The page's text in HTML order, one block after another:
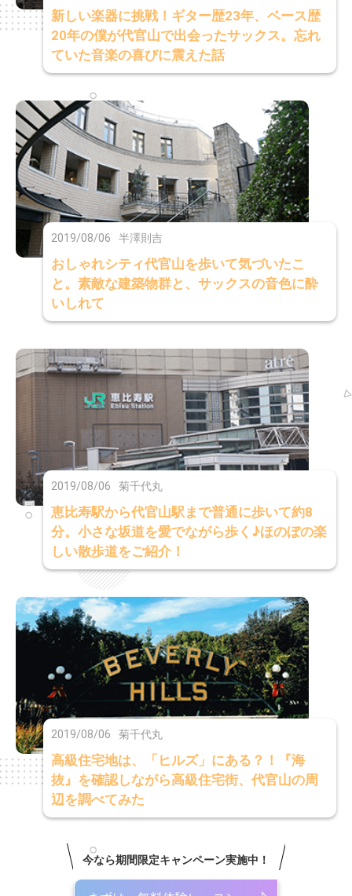
新しい楽器に挑戦！ギター歴23年、ベース歴
20年の僕が代官山で出会ったサックス。忘れ
ていた音楽の喜びに震えた話
2019/08/06 半澤則吉
おしゃれシティ代官山を歩いて気づいたこ
と。素敵な建築物群と、サックスの音色に酔
いしれて
2019/08/06 菊千代丸
恵比寿駅から代官山駅まで普通に歩いて約8
分。小さな坂道を愛でながら歩く♪ほのぼの楽
しい散歩道をご紹介！
2019/08/06 菊千代丸
高級住宅地は、「ヒルズ」にある？！『海
抜』を確認しながら高級住宅街、代官山の周
辺を調べてみた
今なら期間限定キャンペーン実施中！